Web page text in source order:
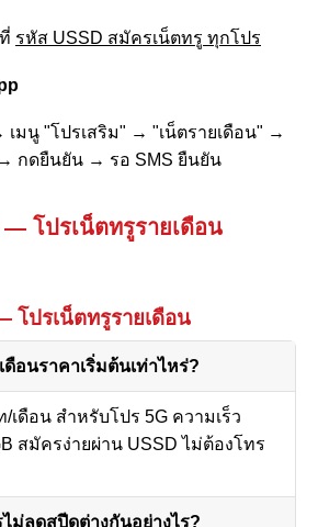
รหัส USSD สมัครเน็ตทรู ทุกโปร
เมนู "โปรเสริม" → "เน็ตรายเดือน" →
กดยืนยัน → รอ SMS ยืนยัน
โปรเน็ตทรูรายเดือน
โปรเน็ตทรูรายเดือน
ดือนราคาเริ่มต้นเท่าไหร่?
/เดือน สำหรับโปร 5G ความเร็ว
สมัครง่ายผ่าน USSD ไม่ต้องโทร
ม่ลดสปีดต่างกันอย่างไร?